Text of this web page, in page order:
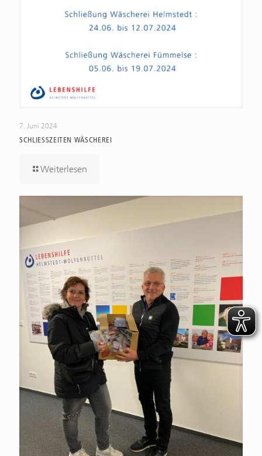
7. Juni 2024
SCHLIESSZEITEN WÄSCHEREI
Weiterlesen